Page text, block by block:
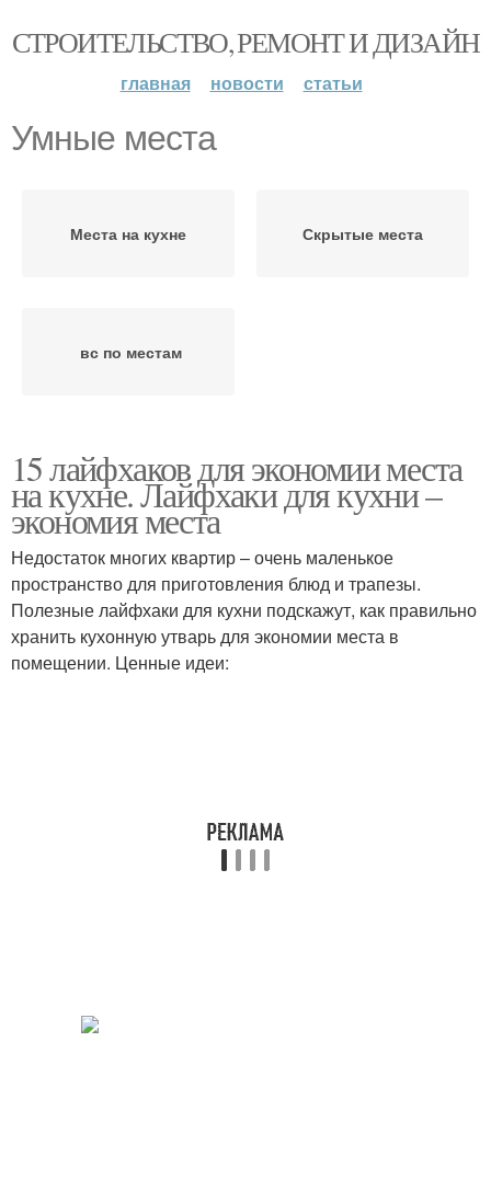
СТРОИТЕЛЬСТВО, РЕМОНТ И ДИЗАЙН
главная новости статьи
Умные места
Места на кухне Скрытые места
вс по местам
15 лайфхаков для экономии места
на кухне. Лайфхаки для кухни –
экономия места
Недостаток многих квартир – очень маленькое
пространство для приготовления блюд и трапезы.
Полезные лайфхаки для кухни подскажут, как правильно
хранить кухонную утварь для экономии места в
помещении. Ценные идеи: